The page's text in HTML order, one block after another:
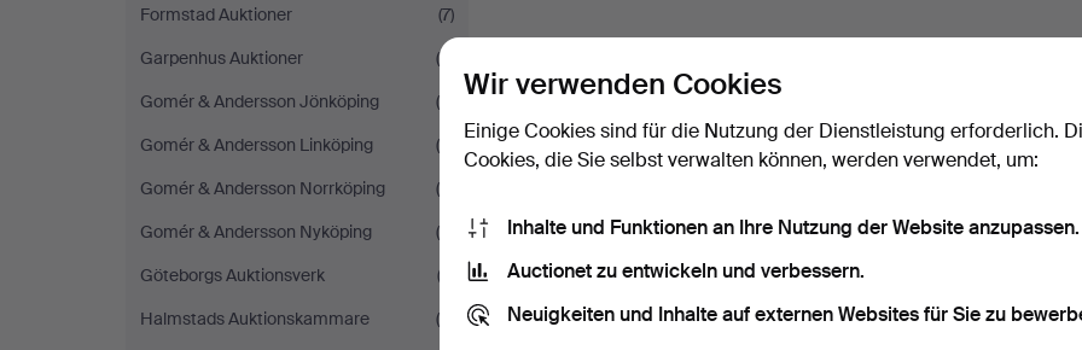
Formstad Auktioner
(7)
Garpenhus Auktioner
(6)
Gomér & Andersson Jönköping
(6)
Gomér & Andersson Linköping
(5)
Gomér & Andersson Norrköping
(4)
Gomér & Andersson Nyköping
(5)
Göteborgs Auktionsverk
(2)
Halmstads Auktionskammare
(4)
Wir verwenden Cookies
Einige Cookies sind für die Nutzung der Dienstleistung erforderlich.
Cookies, die Sie selbst verwalten können, werden verwendet, um:
Inhalte und Funktionen an Ihre Nutzung der Website anzupassen.
Auctionet zu entwickeln und verbessern.
Neuigkeiten und Inhalte auf externen Websites für Sie zu